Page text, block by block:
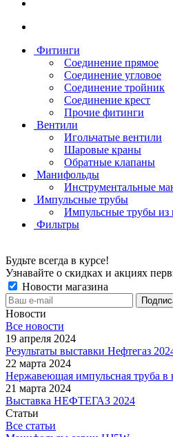
Фитинги
Соединение прямое
Соединение угловое
Соединение тройник
Соединение крест
Прочие фитинги
Вентили
Игольчатые вентили
Шаровые краны
Обратные клапаны
Манифольды
Инструментальные
Импульсные трубы
Импульсные трубы из
Фильтры
Будьте всегда в курсе!
Узнавайте о скидках и акциях
Новости магазина
Новости
Все новости
19 апреля 2024
Результаты выставки Нефтегаз
22 марта 2024
Нержавеющая импульсная труба в
21 марта 2024
Выставка НЕФТЕГАЗ 2024
Статьи
Все статьи